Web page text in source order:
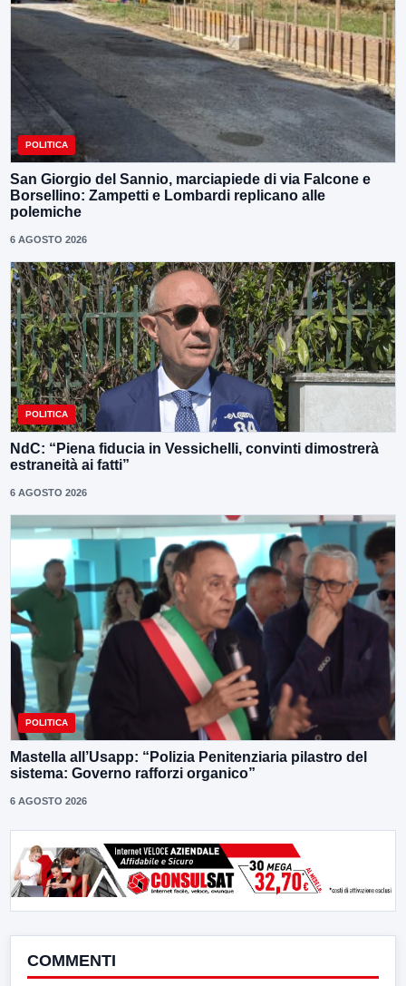
POLITICA
San Giorgio del Sannio, marciapiede di via Falcone e
Borsellino: Zampetti e Lombardi replicano alle
polemiche
6 AGOSTO 2026
POLITICA
NdC: “Piena fiducia in Vessichelli, convinti dimostrerà
estraneità ai fatti”
6 AGOSTO 2026
POLITICA
Mastella all’Usapp: “Polizia Penitenziaria pilastro del
sistema: Governo rafforzi organico”
6 AGOSTO 2026
COMMENTI